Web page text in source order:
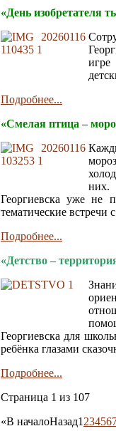
«День изобретателя
Подробнее...
«Смелая птица –
них.
Георгиевска уже не
тематические встречи
Подробнее...
«Детство –
Георгиевска для
ребёнка глазами
Подробнее...
Страница 1 из 107
«В началоНазад1 23456